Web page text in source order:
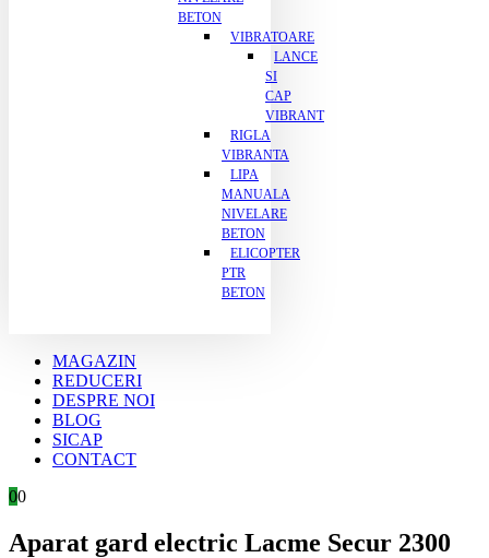
BETON
VIBRATOARE
LANCE
SI
CAP
VIBRANT
RIGLA
VIBRANTA
LIPA
MANUALA
NIVELARE
BETON
ELICOPTER
PTR
BETON
MAGAZIN
REDUCERI
DESPRE NOI
BLOG
SICAP
CONTACT
00
Aparat gard electric Lacme Secur 2300